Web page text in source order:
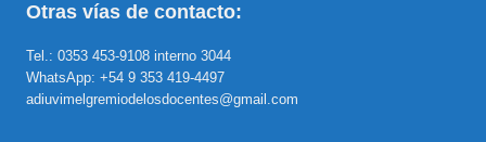
Otras vías de contacto:
Tel.: 0353 453-9108 interno 3044
WhatsApp: +54 9 353 419-4497
adiuvimelgremiodelosdocentes@gmail.com